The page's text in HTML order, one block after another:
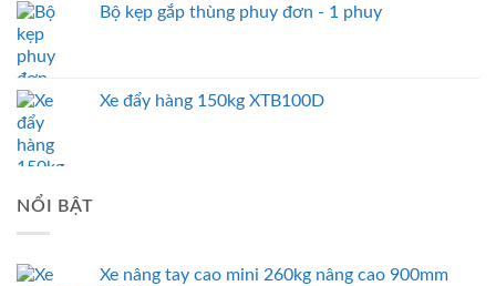
Bộ kẹp gắp thùng phuy đơn - 1 phuy
Xe đẩy hàng 150kg XTB100D
NỔI BẬT
Xe nâng tay cao mini 260kg nâng cao 900mm